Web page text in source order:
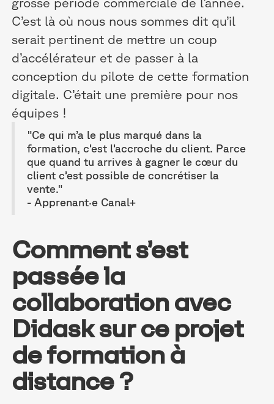
C’est là où nous nous sommes dit qu’il
serait pertinent de mettre un coup
d’accélérateur et de passer à la
conception du pilote de cette formation
digitale. C’était une première pour nos
équipes !
"Ce qui m’a le plus marqué dans la
formation, c’est l’accroche du client. Parce
que quand tu arrives à gagner le cœur du
client c’est possible de concrétiser la
vente."
- Apprenant·e Canal+
Comment s’est
passée la
collaboration avec
Didask sur ce projet
de formation à
distance ?